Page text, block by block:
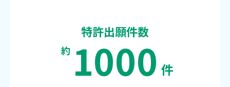
特許出願件数
約 1000 件